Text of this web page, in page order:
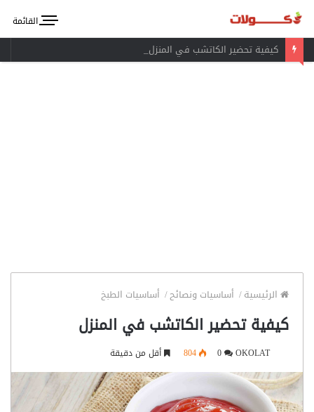
القائمة
كيفية تحضير الكاتشب في المنزل
الرئيسية/ أساسيات ونصائح/ أساسيات الطبخ
كيفية تحضير الكاتشب في المنزل
OKOLAT
804 أقل من دقيقة